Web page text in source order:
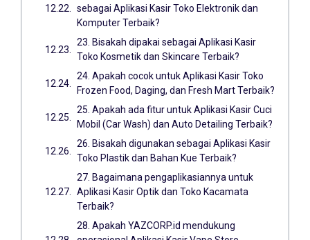
sebagai Aplikasi Kasir Toko Elektronik dan
Komputer Terbaik?
23. Bisakah dipakai sebagai Aplikasi Kasir
Toko Kosmetik dan Skincare Terbaik?
24. Apakah cocok untuk Aplikasi Kasir Toko
Frozen Food, Daging, dan Fresh Mart Terbaik?
25. Apakah ada fitur untuk Aplikasi Kasir Cuci
Mobil (Car Wash) dan Auto Detailing Terbaik?
26. Bisakah digunakan sebagai Aplikasi Kasir
Toko Plastik dan Bahan Kue Terbaik?
27. Bagaimana pengaplikasiannya untuk
Aplikasi Kasir Optik dan Toko Kacamata
Terbaik?
28. Apakah YAZCORP.id mendukung